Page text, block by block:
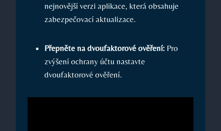
nejnovější verzi aplikace, která obsahuje
zabezpečovací aktualizace.
Přepněte na dvoufaktorové ověření: Pro
zvýšení ochrany účtu nastavte
dvoufaktorové ověření.